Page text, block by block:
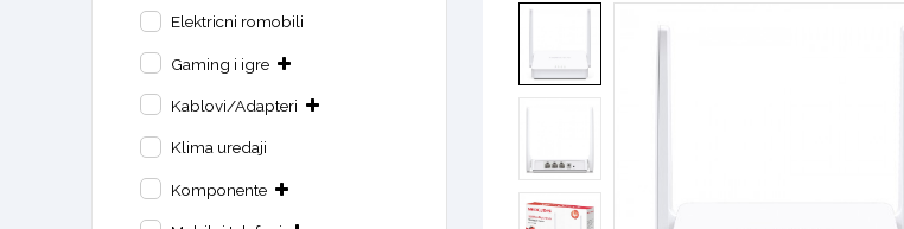
Elektricni romobili
Gaming i igre
Kablovi/Adapteri
Klima uredaji
Komponente